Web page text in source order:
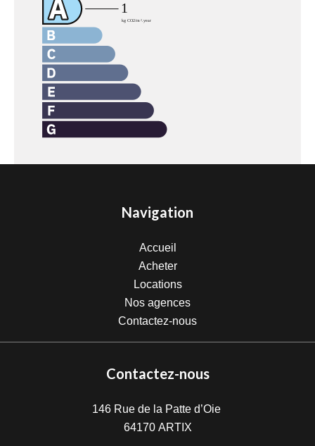
Navigation
Accueil
Acheter
Locations
Nos agences
Contactez-nous
Contactez-nous
146 Rue de la Patte d’Oie
64170 ARTIX